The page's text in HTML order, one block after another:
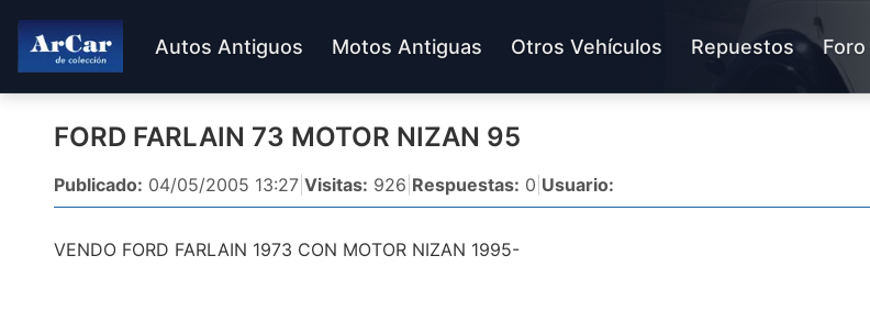
Autos Antiguos Motos Antiguas Otros Vehículos Repuestos Foro
FORD FARLAIN 73 MOTOR NIZAN 95
Publicado: 04/05/2005 13:27 Visitas: 926 Respuestas: 0 Usuario:
VENDO FORD FARLAIN 1973 CON MOTOR NIZAN 1995-